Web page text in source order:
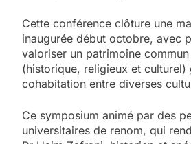
Cette conférence clôture une
inaugurée début octobre, avec
valoriser un patrimoine
(historique, religieux et culturel)
cohabitation entre diverses
Ce symposium animé par des
universitaires de renom, qui